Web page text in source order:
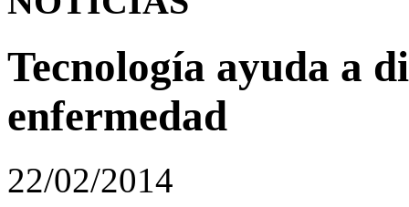
Tecnología ayuda a
enfermedad
22/02/2014